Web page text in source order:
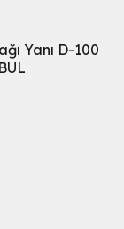
Yanı D-100